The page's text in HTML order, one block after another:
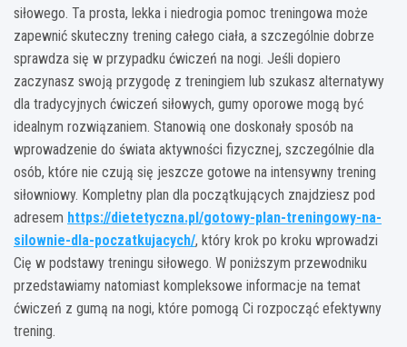
siłowego. Ta prosta, lekka i niedrogia pomoc treningowa może
zapewnić skuteczny trening całego ciała, a szczególnie dobrze
sprawdza się w przypadku ćwiczeń na nogi. Jeśli dopiero
zaczynasz swoją przygodę z treningiem lub szukasz alternatywy
dla tradycyjnych ćwiczeń siłowych, gumy oporowe mogą być
idealnym rozwiązaniem. Stanowią one doskonały sposób na
wprowadzenie do świata aktywności fizycznej, szczególnie dla
osób, które nie czują się jeszcze gotowe na intensywny trening
siłowniowy. Kompletny plan dla początkujących znajdziesz pod
adresem https://dietetyczna.pl/gotowy-plan-treningowy-na-
silownie-dla-poczatkujacych/, który krok po kroku wprowadzi
Cię w podstawy treningu siłowego. W poniższym przewodniku
przedstawiamy natomiast kompleksowe informacje na temat
ćwiczeń z gumą na nogi, które pomogą Ci rozpocząć efektywny
trening.